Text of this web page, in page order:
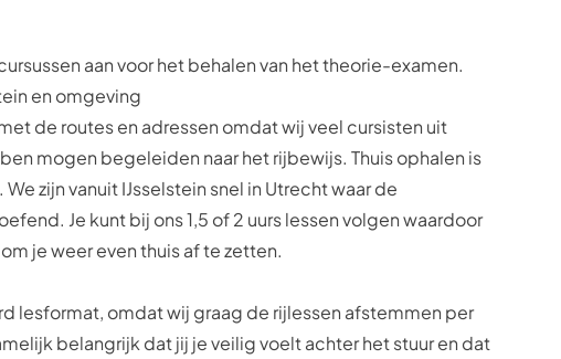
aan voor het behalen van hettheorie-examen.
en omgeving
de routes en adressen omdat wij veel cursisten uit
mogen begeleiden naar het rijbewijs. Thuis ophalen is
zijn vanuit IJsselstein snel in Utrecht waar de
Je kunt bij ons 1,5 of 2 uurs lessen volgen waardoor
je weer even thuis af te zetten.
lesformat, omdat wij graag de rijlessen afstemmen per
belangrijk dat jij je veilig voelt achter het stuur en dat